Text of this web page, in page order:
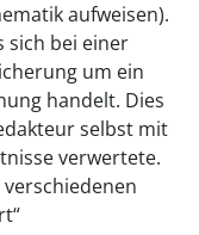
aufweisen).
sich bei einer
um ein
handelt. Dies
selbst mit
verwertete.